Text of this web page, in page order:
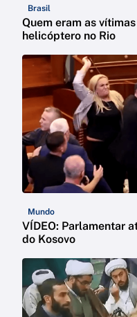
Brasil
Quem eram as
helicóptero no Rio
Mundo
VÍDEO: Parlamentar
do Kosovo